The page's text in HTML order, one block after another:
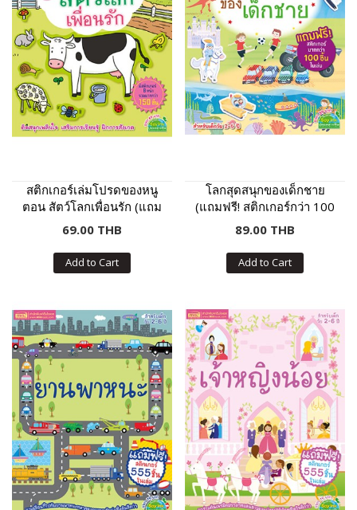
สติกเกอร์เล่มโปรดของหนู
ตอน สัตว์โลกเพื่อนรัก (แถม
ฟรี! สติกเกอร์กว่า 150 ชิ้น)
69.00 THB
Add to Cart
โลกสุดสนุกของเด็กชาย
(แถมฟรี! สติกเกอร์กว่า 100
ชิ้น)
89.00 THB
Add to Cart